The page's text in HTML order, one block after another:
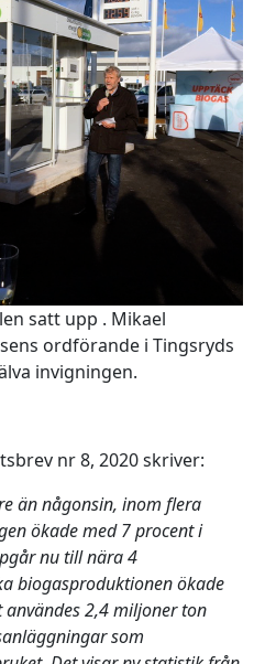
satt upp . Mikael
ordförande i Tingsryds
invigningen.
nr 8, 2020 skriver:
än någonsin, inom flera
ökade med 7 procent i
nu till nära 4
biogasproduktionen ökade
2,4 miljoner ton
som